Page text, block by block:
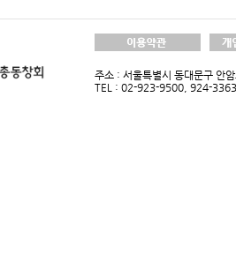
주소 : 서울특별시 동대문구
TEL : 02-923-9500, 924-